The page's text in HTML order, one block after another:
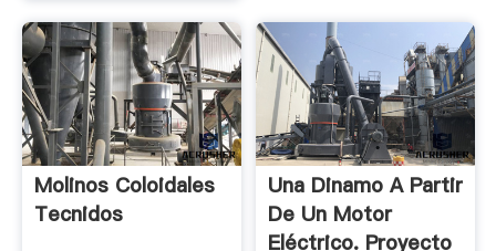
Molinos Coloidales
Tecnidos
Una Dinamo A Partir
De Un Motor
Eléctrico. Proyecto